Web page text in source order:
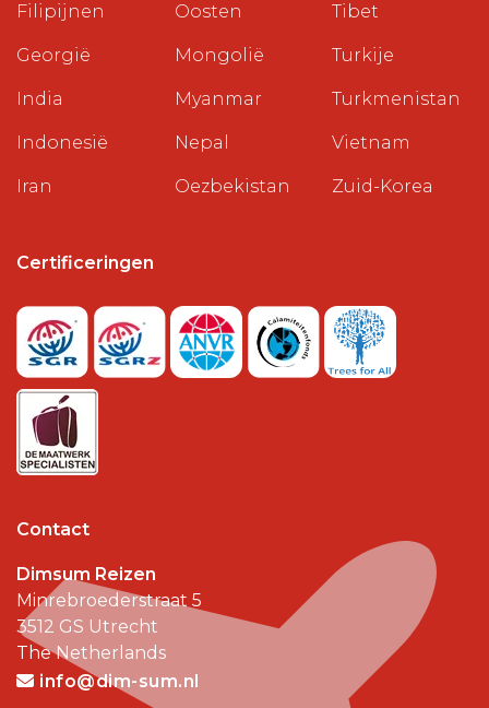
Filipijnen
Georgië
India
Indonesië
Iran
Oosten
Mongolië
Myanmar
Nepal
Oezbekistan
Tibet
Turkije
Turkmenistan
Vietnam
Zuid-Korea
Certificeringen
Contact
Dimsum Reizen
Minrebroederstraat 5
3512 GS Utrecht
The Netherlands
info@dim-sum.nl